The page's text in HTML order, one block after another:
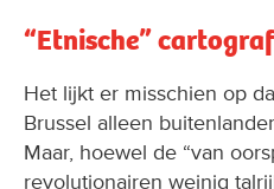
“Etnische”
Het lijkt er misschien op
Brussel alleen
Maar, hoewel de “van
revolutionairen weinig